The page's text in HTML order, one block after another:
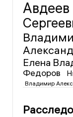
Авдеев
Елена
Федоров
Владимир